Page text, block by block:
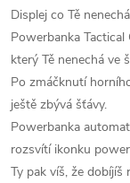
Displej co Tě
Powerbanka
který Tě nenechá ve
Po zmáčknutí
ještě zbývá šťávy.
Powerbanka
rozsvítí ikonku
Ty pak víš, že dobíjíš